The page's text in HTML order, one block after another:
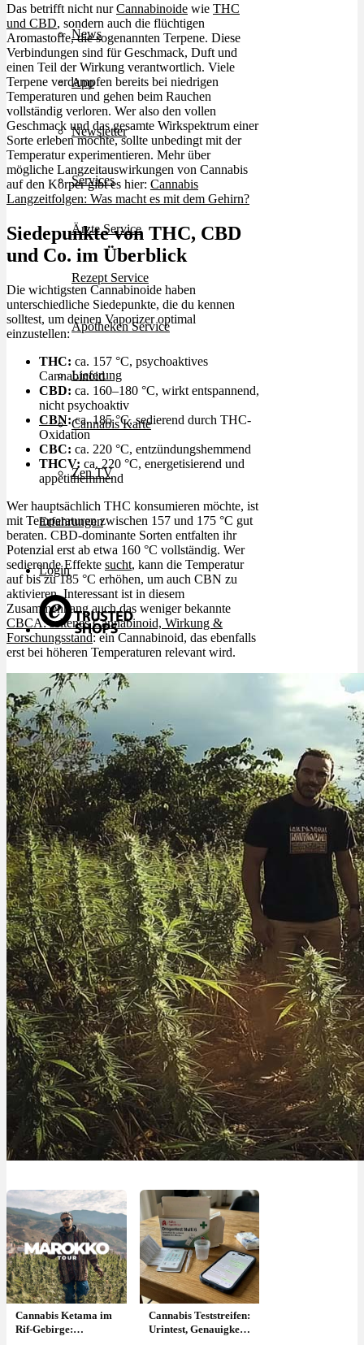
News
App
Newsletter
Services
Ärzte Service
Rezept Service
Apotheken Service
Lieferung
Cannabis Karte
Zen TV
Erfahrungen
Login
Menü Menü
Das betrifft nicht nurCannabinoide wie THC
und CBD, sondern auch die flüchtigen
Aromastoffe, die sogenannten Terpene. Diese
Verbindungen sind für Geschmack, Duft und
einen Teil der Wirkung verantwortlich. Viele
Terpene verdampfen bereits bei niedrigen
Temperaturen und gehen beim Rauchen
vollständig verloren. Wer also den vollen
Geschmack und das gesamte Wirkspektrum einer
Sorte erleben möchte, sollte unbedingt mit der
Temperatur experimentieren. Mehr über
mögliche Langzeitauswirkungen von Cannabis
auf den Körper gibt es hier: Cannabis
Langzeitfolgen: Was macht es mit dem Gehirn?
Siedepunkte von THC, CBD
und Co. im Überblick
Die wichtigsten Cannabinoide haben
unterschiedliche Siedepunkte, die du kennen
solltest, um deinen Vaporizer optimal
einzustellen:
THC: ca. 157 °C, psychoaktives
Cannabinoid
CBD: ca. 160–180 °C, wirkt entspannend,
nicht psychoaktiv
CBN:ca. 185 °C, sedierend durch THC-
Oxidation
CBC: ca. 220 °C, entzündungshemmend
THCV: ca. 220 °C, energetisierend und
appetithemmend
Wer hauptsächlich THC konsumieren möchte, ist
mit Temperaturen zwischen 157 und 175 °C gut
beraten. CBD-dominante Sorten entfalten ihr
Potenzial erst ab etwa 160 °C vollständig. Wer
sedierende Effekte sucht, kann die Temperatur
auf bis zu 185 °C erhöhen, um auch CBN zu
aktivieren. Interessant ist in diesem
Zusammenhang auch das weniger bekannte
CBCA: seltenes Cannabinoid, Wirkung &
Forschungsstand: ein Cannabinoid, das ebenfalls
erst bei höheren Temperaturen relevant wird.
Cannabis Ketama im
Rif-Gebirge:
Cannabis Teststreifen:
Urintest, Genauigkeit